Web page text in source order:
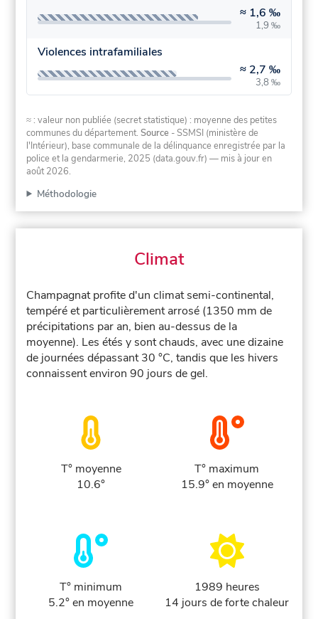
≈ 1,6 ‰
1,9 ‰
Violences intrafamiliales
≈ 2,7 ‰
3,8 ‰
≈ : valeur non publiée (secret statistique) : moyenne des petites
communes du département.Source - SSMSI (ministère de
l'Intérieur), base communale de la délinquance enregistrée par la
police et la gendarmerie, 2025 (data.gouv.fr) — mis à jour en
août 2026.
Méthodologie
Climat
Champagnat profite d'un climat semi-continental,
tempéré et particulièrement arrosé (1350 mm de
précipitations par an, bien au-dessus de la
moyenne). Les étés y sont chauds, avec une dizaine
de journées dépassant 30 °C, tandis que les hivers
connaissent environ 90 jours de gel.
T° moyenne
10.6°
T° maximum
15.9° en moyenne
T° minimum
5.2° en moyenne
1989 heures
14 jours de forte chaleur